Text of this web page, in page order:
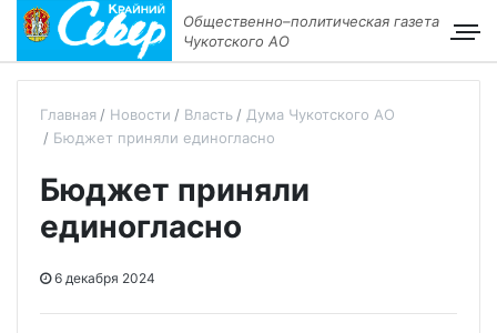
Общественно–политическая газета
Чукотского АО
Главная Новости Власть
Дума Чукотского АО
Бюджет приняли единогласно
Бюджет приняли
единогласно
6 декабря 2024